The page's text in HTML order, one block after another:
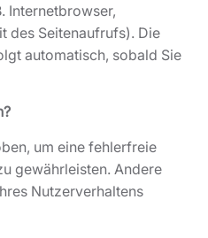
Internetbrowser,
des Seitenaufrufs). Die
automatisch, sobald Sie
um eine fehlerfreie
gewährleisten. Andere
Nutzerverhaltens